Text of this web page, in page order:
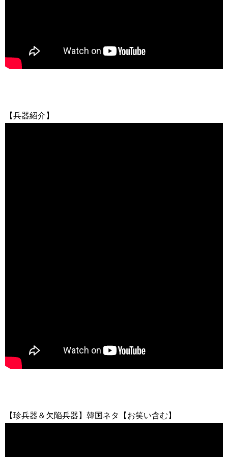
【兵器紹介】
【珍兵器＆欠陥兵器】韓国ネタ【お笑い含む】